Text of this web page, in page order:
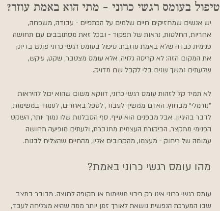
טיפול בעומס רגשי כרוני - מתי הוא באמת עוזר?
יש אנשים שמחזיקים חיים שלמים על הכתפיים - עבודה, משפחה,
אחריות, החלטות, נראות של תפקוד - ובכל זאת מסתובבים עם תחושה
פנימית כבדה שלא באמת עוזבת. טיפול בעומס רגשי כרוני פוגש בדיוק
את המקום הזה: לא קריסה גלויה, אלא עומס מצטבר, שקט, עיקש,
שלעתים נמשך שנים בלי לקבל שם מדויק.
לא תמיד קל לזהות עומס רגשי כרוני, דווקא משום שהוא יכול להיראות
"נורמלי" מבחוץ. האדם ממשיך לעבוד, לטפל באחרים, לעמוד במשימות,
לדבר בהיגיון. אבל מבפנים הוא עייף. סף הסבלנות שלו נמוך יותר, השקט
הפנימי מתקצר, הביקורת העצמית מתגברת, ולעתים מופיעה תחושה
עמומה של ריחוק - מעצמו, מהקרובים אליו, מהחיים שהצליח לבנות.
מהו עומס רגשי כרוני באמת?
עומס רגשי כרוני אינו רק ריבוי משימות או תקופה לחוצה. מדובר במצב
שבו המערכת הנפשית נושאת לאורך זמן יותר ממה שהיא מצליחה לעבד,